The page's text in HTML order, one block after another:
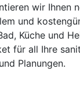
wir Ihnen
und
Küche und
für all Ihre
Planungen.